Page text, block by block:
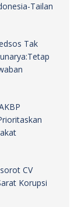
Tailan
Tak
CV
Korupsi